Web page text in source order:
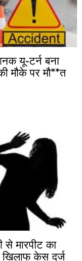
यू-टर्न बना
मौके पर मौ**त
मारपीट का
खिलाफ केस दर्ज